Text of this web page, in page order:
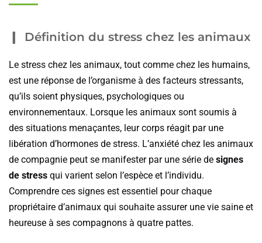
Définition du stress chez les animaux
Le stress chez les animaux, tout comme chez les humains,
est une réponse de l’organisme à des facteurs stressants,
qu’ils soient physiques, psychologiques ou
environnementaux. Lorsque les animaux sont soumis à
des situations menaçantes, leur corps réagit par une
libération d’hormones de stress. L’anxiété chez les animaux
de compagnie peut se manifester par une série de signes
de stress qui varient selon l’espèce et l’individu.
Comprendre ces signes est essentiel pour chaque
propriétaire d’animaux qui souhaite assurer une vie saine et
heureuse à ses compagnons à quatre pattes.